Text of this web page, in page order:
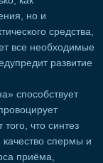
но и
средства,
все необходимые
развитие
способствует
что синтез
качество спермы и
приёма,